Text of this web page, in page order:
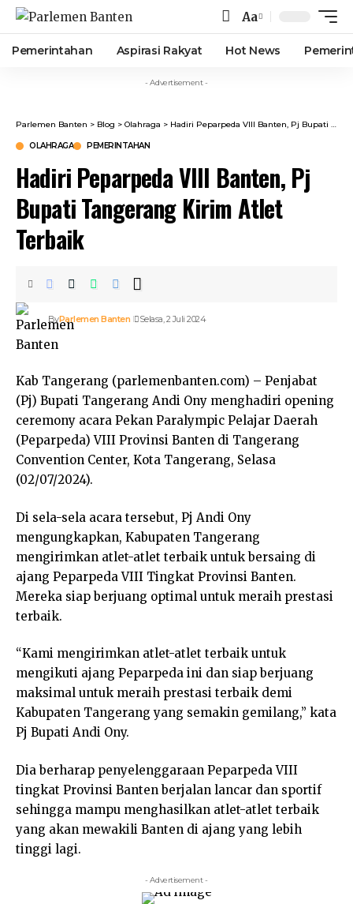
Font
Resizer
Aa
Pemerintahan Aspirasi Rakyat Hot News
- Advertisement -
Parlemen Banten > Blog > Olahraga > Hadiri Peparpeda VIII Banten, Pj Bupati Tangerang Kirim Atlet Terbaik
OLAHRAGA PEMERINTAHAN
Hadiri Peparpeda VIII Banten, Pj
Bupati Tangerang Kirim Atlet
Terbaik
ByParlemen Banten Selasa, 2 Juli 2024
Kab Tangerang (parlemenbanten.com) – Penjabat
(Pj) Bupati Tangerang Andi Ony menghadiri opening
ceremony acara Pekan Paralympic Pelajar Daerah
(Peparpeda) VIII Provinsi Banten di Tangerang
Convention Center, Kota Tangerang, Selasa
(02/07/2024).
Di sela-sela acara tersebut, Pj Andi Ony
mengungkapkan, Kabupaten Tangerang
mengirimkan atlet-atlet terbaik untuk bersaing di
ajang Peparpeda VIII Tingkat Provinsi Banten.
Mereka siap berjuang optimal untuk meraih prestasi
terbaik.
“Kami mengirimkan atlet-atlet terbaik untuk
mengikuti ajang Peparpeda ini dan siap berjuang
maksimal untuk meraih prestasi terbaik demi
Kabupaten Tangerang yang semakin gemilang,” kata
Pj Bupati Andi Ony.
Dia berharap penyelenggaraan Peparpeda VIII
tingkat Provinsi Banten berjalan lancar dan sportif
sehingga mampu menghasilkan atlet-atlet terbaik
yang akan mewakili Banten di ajang yang lebih
tinggi lagi.
- Advertisement -